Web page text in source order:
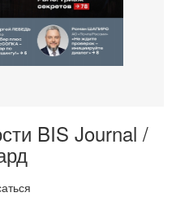
BIS Journal /